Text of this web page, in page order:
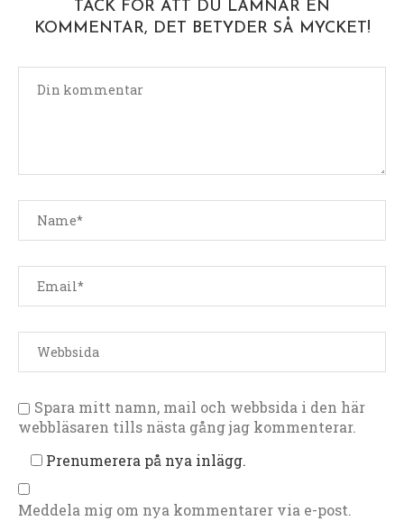
TACK FÖR ATT DU LÄMNAR EN
KOMMENTAR, DET BETYDER SÅ MYCKET!
Spara mitt namn, mail och webbsida i den här
webbläsaren tills nästa gång jag kommenterar.
Prenumerera på nya inlägg.
Meddela mig om nya kommentarer via e-post.